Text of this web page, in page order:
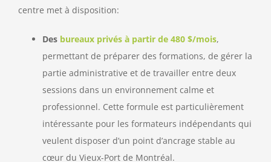
centre met à disposition:
Des bureaux privés à partir de 480 $/mois,
permettant de préparer des formations, de gérer la
partie administrative et de travailler entre deux
sessions dans un environnement calme et
professionnel. Cette formule est particulièrement
intéressante pour les formateurs indépendants qui
veulent disposer d’un point d’ancrage stable au
cœur du Vieux-Port de Montréal.